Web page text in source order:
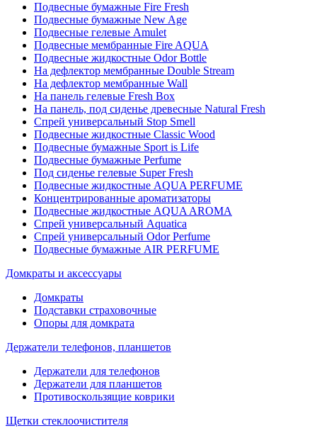
Подвесные бумажные Fire Fresh
Подвесные бумажные New Age
Подвесные гелевые Amulet
Подвесные мембранные Fire AQUA
Подвесные жидкостные Odor Bottle
На дефлектор мембранные Double Stream
На дефлектор мембранные Wall
На панель гелевые Fresh Box
На панель, под сиденье древесные Natural Fresh
Спрей универсальный Stop Smell
Подвесные жидкостные Classic Wood
Подвесные бумажные Sport is Life
Подвесные бумажные Perfume
Под сиденье гелевые Super Fresh
Подвесные жидкостные AQUA PERFUME
Концентрированные ароматизаторы
Подвесные жидкостные AQUA AROMA
Спрей универсальный Aquatica
Спрей универсальный Odor Perfume
Подвесные бумажные AIR PERFUME
Домкраты и аксессуары
Домкраты
Подставки страховочные
Опоры для домкрата
Держатели телефонов, планшетов
Держатели для телефонов
Держатели для планшетов
Противоскользящие коврики
Щетки стеклоочистителя